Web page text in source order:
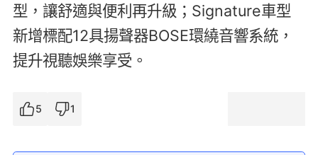
型，讓舒適與便利再升級；Signature車型
新增標配12具揚聲器BOSE環繞音響系統，
提升視聽娛樂享受。
5 1